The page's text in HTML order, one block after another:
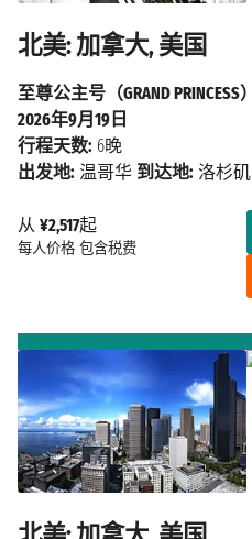
北美: 加拿大, 美国
从 ¥2,517起
每人价格 包含税费
至尊公主号（GRAND PRINCESS）
2026年9月19日
行程天数: 6晚
出发地: 温哥华 到达地: 洛杉矶